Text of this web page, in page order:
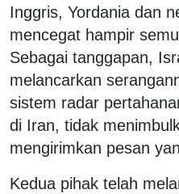
Inggris, Yordania dan
mencegat hampir
Sebagai tanggapan,
melancarkan
sistem radar
di Iran, tidak
mengirimkan pesan
Kedua pihak telah